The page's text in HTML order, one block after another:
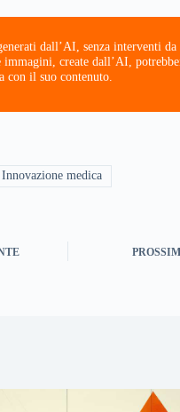
dall’AI, senza interventi da
immagini, create dall’AI,
con il suo contenuto.
medica